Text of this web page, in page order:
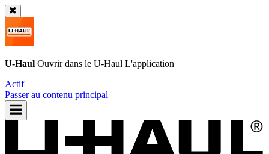
U-Haul Ouvrir dans le U-Haul L'application
Actif
Passer au contenu principal